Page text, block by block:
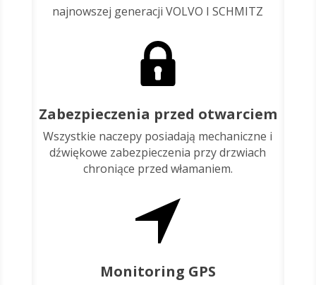
najnowszej generacji VOLVO I SCHMITZ
Zabezpieczenia przed otwarciem
Wszystkie naczepy posiadają mechaniczne i
dźwiękowe zabezpieczenia przy drzwiach
chroniące przed włamaniem.
Monitoring GPS